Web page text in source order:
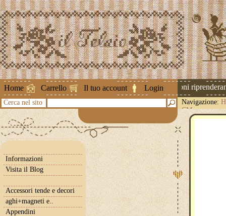
Home Carrello Il tuo account Login
Attenzione ! Le spedizioni
Cerca nel sito Navigazione:
CM
Informazioni
Visita il Blog
Accessori tende e decori
aghi+magneti e..
Appendini